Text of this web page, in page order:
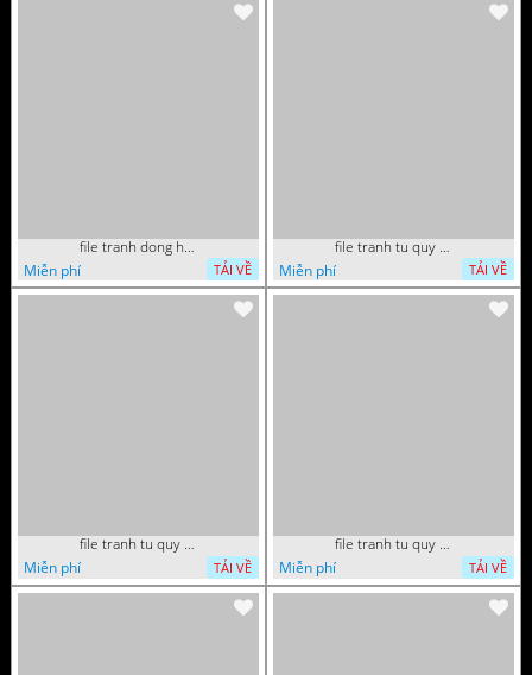
file tranh dong ho tai loc tet cay kim tien phuc loc tho than tai di lac 072026 70
Miễn phí
TẢI VỀ
file tranh tu quy tung hac dai bang ho rong phuong 082026 37
Miễn phí
TẢI VỀ
file tranh tu quy tung hac dai bang ho rong phuong 082026 21
Miễn phí
TẢI VỀ
file tranh tu quy tung hac dai bang ho rong phuong 082026 15
Miễn phí
TẢI VỀ